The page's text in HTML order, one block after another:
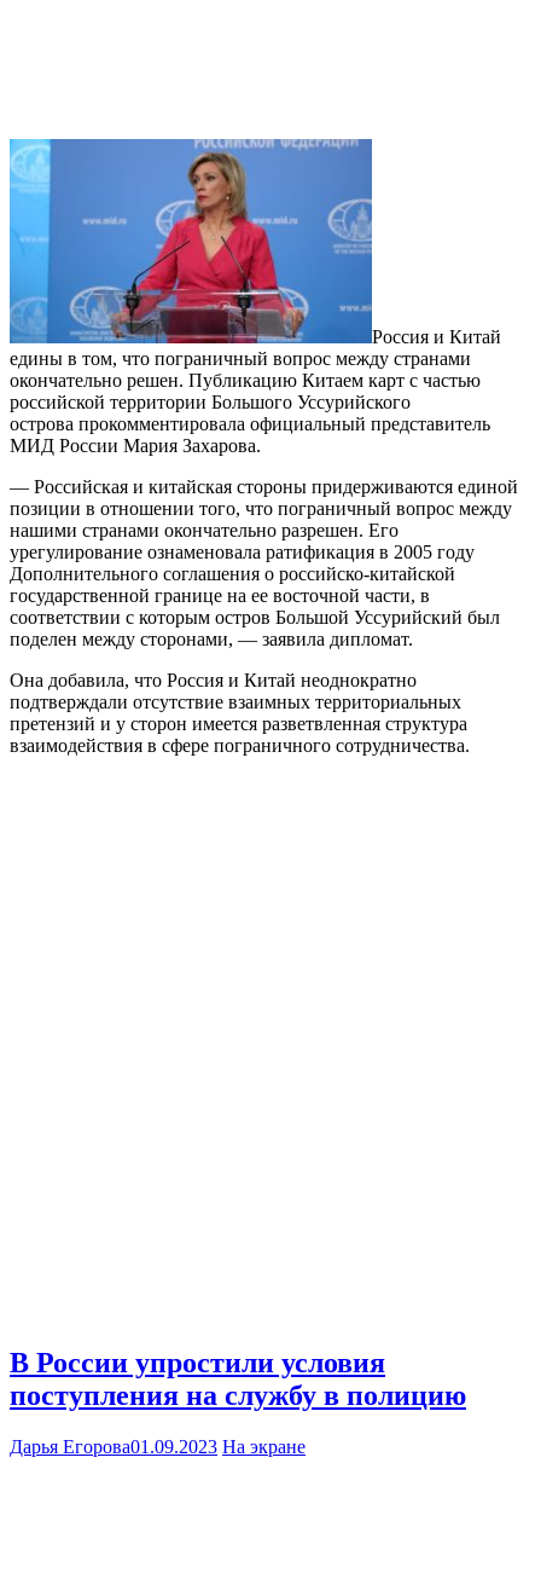
Россия и Китай
едины в том, что пограничный вопрос между странами
окончательно решен. Публикацию Китаем карт с частью
российской территории Большого Уссурийского
острова прокомментировала официальный представитель
МИД России Мария Захарова.
— Российская и китайская стороны придерживаются единой
позиции в отношении того, что пограничный вопрос между
нашими странами окончательно разрешен. Его
урегулирование ознаменовала ратификация в 2005 году
Дополнительного соглашения о российско-китайской
государственной границе на ее восточной части, в
соответствии с которым остров Большой Уссурийский был
поделен между сторонами, — заявила дипломат.
Она добавила, что Россия и Китай неоднократно
подтверждали отсутствие взаимных территориальных
претензий и у сторон имеется разветвленная структура
взаимодействия в сфере пограничного сотрудничества.
В России упростили условия
поступления на службу в полицию
Дарья Егорова01.09.2023 На экране